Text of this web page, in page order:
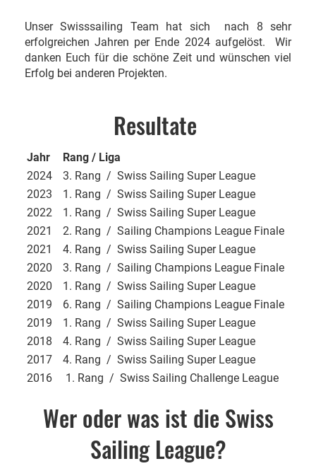
Unser Swisssailing Team hat sich nach 8 sehr
erfolgreichen Jahren per Ende 2024 aufgelöst. Wir
danken Euch für die schöne Zeit und wünschen viel
Erfolg bei anderen Projekten.
Resultate
Jahr
Rang / Liga
2024
3. Rang / Swiss Sailing Super League
2023
1. Rang / Swiss Sailing Super League
2022
1. Rang / Swiss Sailing Super League
2021
2. Rang / Sailing Champions League Finale
2021
4. Rang / Swiss Sailing Super League
2020
3. Rang / Sailing Champions League Finale
2020
1. Rang / Swiss Sailing Super League
2019
6. Rang / Sailing Champions League Finale
2019
1. Rang / Swiss Sailing Super League
2018
4. Rang / Swiss Sailing Super League
2017
4. Rang / Swiss Sailing Super League
2016
1. Rang / Swiss Sailing Challenge League
Wer oder was ist die Swiss
Sailing League?